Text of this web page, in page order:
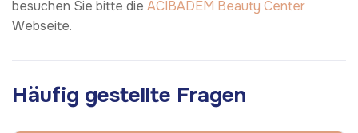
besuchen Sie bitte die ACIBADEM Beauty Center
Webseite.
Häufig gestellte Fragen